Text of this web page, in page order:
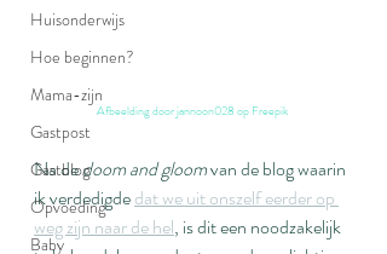
Huisonderwijs
Hoe beginnen?
Mama-zijn
Gastpost
Gastblog
Opvoeding
Baby
Afbeelding door jannoon028 op Freepik
Na de doom and gloom van de blog waarin
ik verdedigde dat we uit onszelf eerder op
weg zijn naar de hel, is dit een noodzakelijk